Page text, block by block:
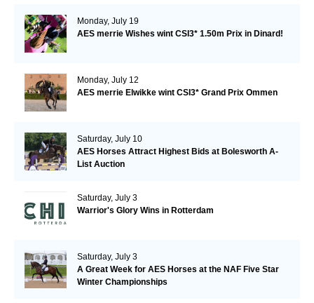
Monday, July 19
AES merrie Wishes wint CSI3* 1.50m Prix in Dinard!
Monday, July 12
AES merrie Elwikke wint CSI3* Grand Prix Ommen
Saturday, July 10
AES Horses Attract Highest Bids at Bolesworth A-
List Auction
Saturday, July 3
Warrior's Glory Wins in Rotterdam
Saturday, July 3
A Great Week for AES Horses at the NAF Five Star
Winter Championships